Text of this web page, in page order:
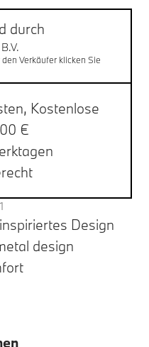
durch
Verkäufer klicken Sie
Kostenlose
€
Design
design